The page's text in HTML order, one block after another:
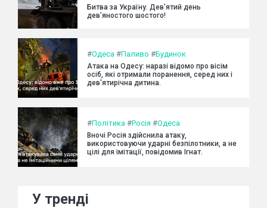
Битва за Україну. Дев’ятий день
дев’яностого шостого!
#Одеса #Паливо #Будинок
Атака на Одесу: наразі відомо про вісім
осіб, які отримали поранення, серед них і
дев'ятирічна дитина.
#Політика #Росія #Одеса
Вночі Росія здійснила атаку,
використовуючи ударні безпілотники, а не
цілі для імітації, повідомив Ігнат.
У тренді